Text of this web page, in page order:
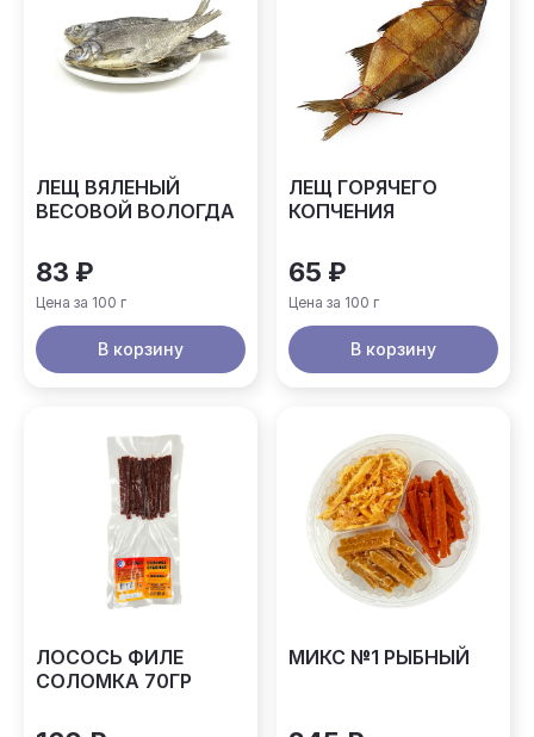
ЛЕЩ ВЯЛЕНЫЙ
ВЕСОВОЙ ВОЛОГДА
83 ₽
Цена за 100 г
В корзину
ЛЕЩ ГОРЯЧЕГО
КОПЧЕНИЯ
65 ₽
Цена за 100 г
В корзину
ЛОСОСЬ ФИЛЕ
СОЛОМКА 70ГР
МИКС №1 РЫБНЫЙ